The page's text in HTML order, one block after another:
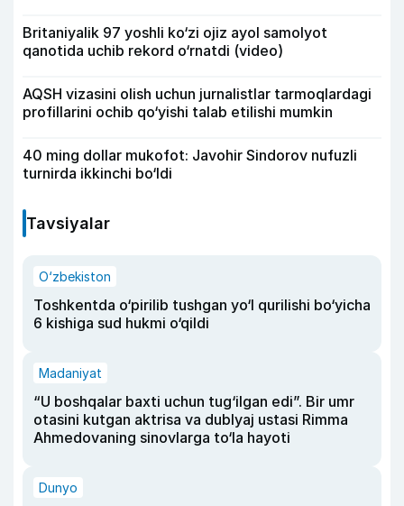
Britaniyalik 97 yoshli ko‘zi ojiz ayol samolyot
qanotida uchib rekord o‘rnatdi (video)
AQSH vizasini olish uchun jurnalistlar tarmoqlardagi
profillarini ochib qo‘yishi talab etilishi mumkin
40 ming dollar mukofot: Javohir Sindorov nufuzli
turnirda ikkinchi bo‘ldi
Tavsiyalar
O‘zbekiston
Toshkentda o‘pirilib tushgan yo‘l qurilishi bo‘yicha
6 kishiga sud hukmi o‘qildi
Madaniyat
“U boshqalar baxti uchun tug‘ilgan edi”. Bir umr
otasini kutgan aktrisa va dublyaj ustasi Rimma
Ahmedovaning sinovlarga to‘la hayoti
Dunyo